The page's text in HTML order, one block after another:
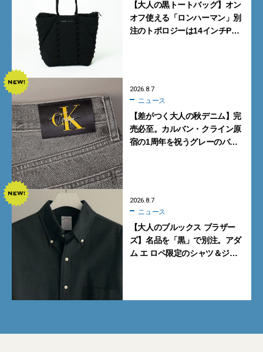
【大人の黒トートバッグ】オン
オフ使える「ロンハーマン」別
注のトポロジーは14インチPC
2026.8.7
ニュース
【差がつく大人の秋デニム】完
売必至。カルバン・クライン原
宿の1周年を祝うグレーのバ
2026.8.7
ニュース
【大人のブルックス ブラザー
ズ】名品を「黒」で別注。アダ
ム エ ロペ限定のシャツ＆ジャ